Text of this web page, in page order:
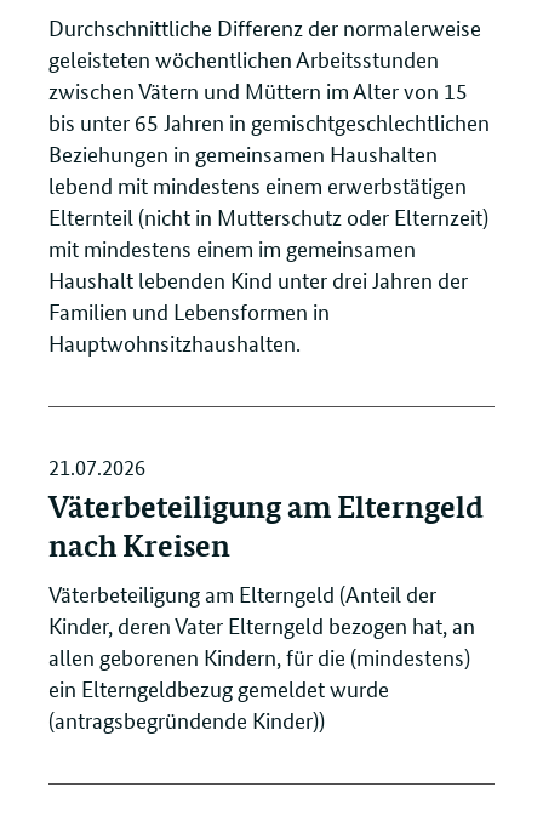
Durchschnittliche Differenz der normalerweise
geleisteten wöchentlichen Arbeitsstunden
zwischen Vätern und Müttern im Alter von 15
bis unter 65 Jahren in gemischtgeschlechtlichen
Beziehungen in gemeinsamen Haushalten
lebend mit mindestens einem erwerbstätigen
Elternteil (nicht in Mutterschutz oder Elternzeit)
mit mindestens einem im gemeinsamen
Haushalt lebenden Kind unter drei Jahren der
Familien und Lebensformen in
Hauptwohnsitzhaushalten.
21.07.2026
Väterbeteiligung am Elterngeld
nach Kreisen
Väterbeteiligung am Elterngeld (Anteil der
Kinder, deren Vater Elterngeld bezogen hat, an
allen geborenen Kindern, für die (mindestens)
ein Elterngeldbezug gemeldet wurde
(antragsbegründende Kinder))